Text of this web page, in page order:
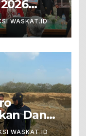
WASKAT.ID
Dan
Lahan
WASKAT.ID